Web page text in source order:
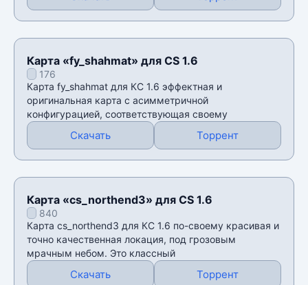
Карта «fy_shahmat» для CS 1.6
176
Карта fy_shahmat для КС 1.6 эффектная и
оригинальная карта с асимметричной
конфигурацией, соответствующая своему
Скачать Торрент
Карта «cs_northend3» для CS 1.6
840
Карта cs_northend3 для КС 1.6 по-своему красивая и
точно качественная локация, под грозовым
мрачным небом. Это классный
Скачать Торрент